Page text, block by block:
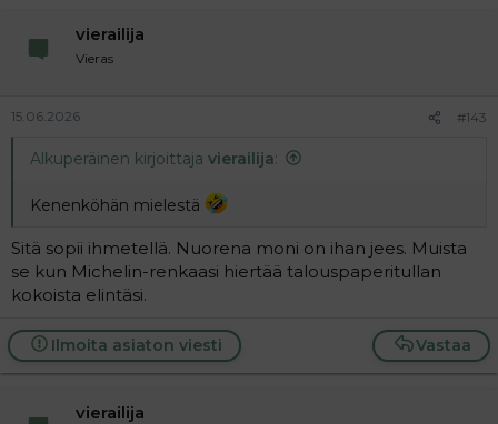
vierailija
Vieras
15.06.2026 #143
Alkuperäinen kirjoittaja vierailija:
Kenenköhän mielestä
Sitä sopii ihmetellä. Nuorena moni on ihan jees. Muista
se kun Michelin-renkaasi hiertää talouspaperitullan
kokoista elintäsi.
Vastaa
Ilmoita asiaton viesti
vierailija